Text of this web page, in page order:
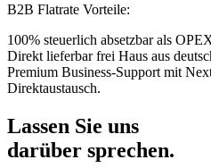
B2B Flatrate Vorteile:
100% steuerlich absetzbar als
Direkt lieferbar frei Haus aus
Premium Business-Support mit
Direktaustausch.
Lassen Sie uns
darüber sprechen.